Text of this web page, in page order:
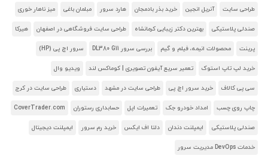
طراحی سایت آنریل انجین خرید بذر بادمجان هارد سرور مبلمان باغی میز ناهار خوری
صندلی پلاستیکی بهترین دکتر زیبایی کرمانشاه طراحی سایت فروشگاهی در اصفهان هیرکا
پرینت محصولات انیمه، فیلم و گیم بررسی سرور DL380 G11 سرور اچ پی (HP)
خرید لپ تاپ استوک تعمیر سریع آیفون تصویری | کوماکس لند ویدیو وال
سی پی کالاف خرید سرور اچ پی طراحی سایت در مشهد دستیاری طراحی سایت در کرج
چاپ روی چسب امداد خودرو جک تعمیرات اپل حسابداری رستوران CoverTrader.com
صندلی پلاستیکی ایمپلنت دندان دلتا اف ایکس خرید رم سرور ایمپلنت دیجیتال
خدمات DevOps مدیریت سرور